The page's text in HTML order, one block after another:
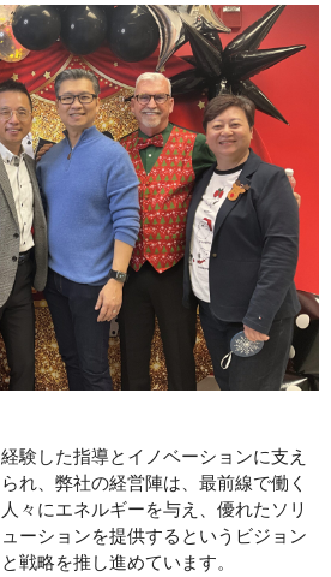
経験した指導とイノベーションに支え
られ、弊社の経営陣は、最前線で働く
人々にエネルギーを与え、優れたソリ
ューションを提供するというビジョン
と戦略を推し進めています。